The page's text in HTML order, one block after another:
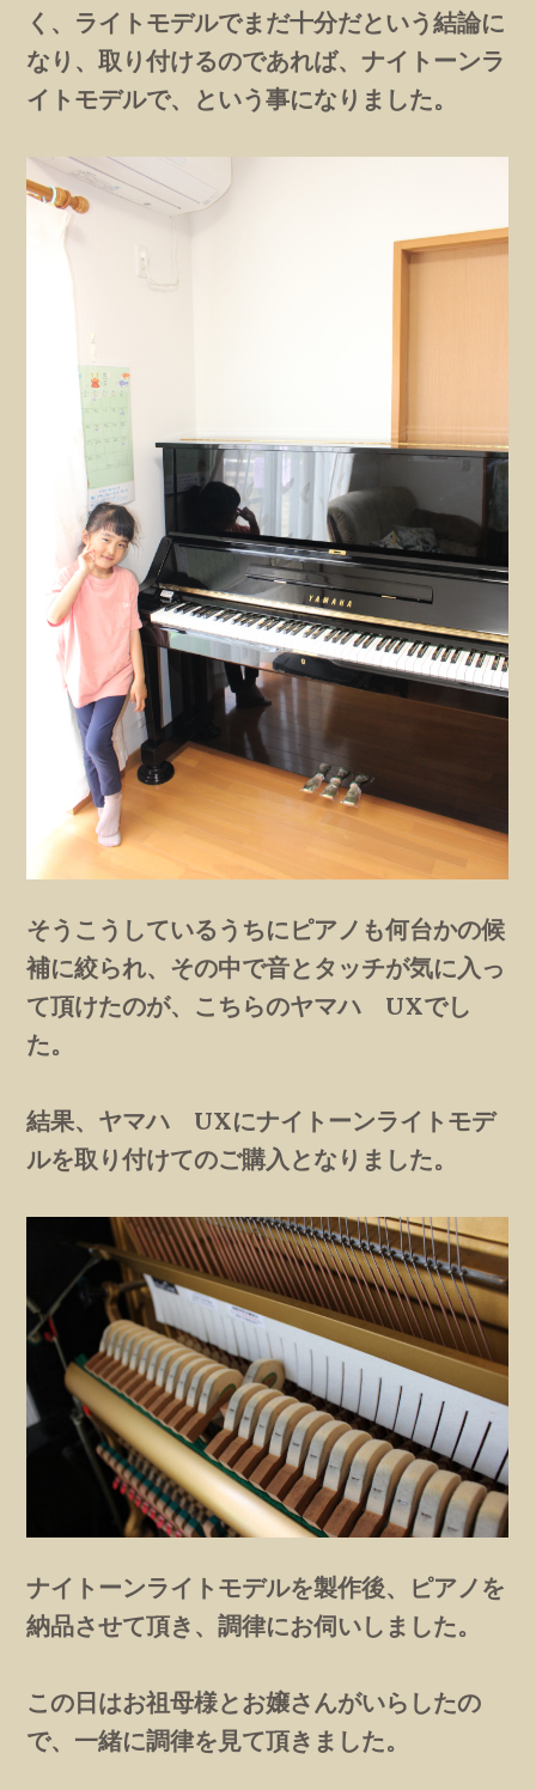
く、ライトモデルでまだ十分だという結論に
なり、取り付けるのであれば、ナイトーンラ
イトモデルで、という事になりました。
そうこうしているうちにピアノも何台かの候
補に絞られ、その中で音とタッチが気に入っ
て頂けたのが、こちらのヤマハ UXでし
た。
結果、ヤマハ UXにナイトーンライトモデ
ルを取り付けてのご購入となりました。
ナイトーンライトモデルを製作後、ピアノを
納品させて頂き、調律にお伺いしました。
この日はお祖母様とお嬢さんがいらしたの
で、一緒に調律を見て頂きました。